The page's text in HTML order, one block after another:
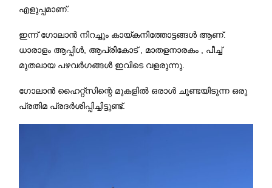
എളുപ്പമാണ്.
ഇന്ന് ഗോലാൻ നിറച്ചും കായ്കനിത്തോട്ടങ്ങൾ ആണ്.
ധാരാളം ആപ്പിൾ, ആപ്രികോട് , മാതളനാരകം , പീച്ച്
മുതലായ പഴവർഗങ്ങൾ ഇവിടെ വളരുന്നു.
ഗോലാൻ ഹൈറ്റ്സിന്റെ മുകളിൽ ഒരാൾ ചൂണ്ടയിടുന്ന ഒരു
പ്രതിമ പ്രദർശിപ്പിച്ചിട്ടുണ്ട്.